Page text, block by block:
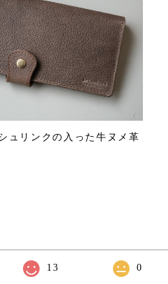
ュリンクの入った牛ヌメ革
13 0